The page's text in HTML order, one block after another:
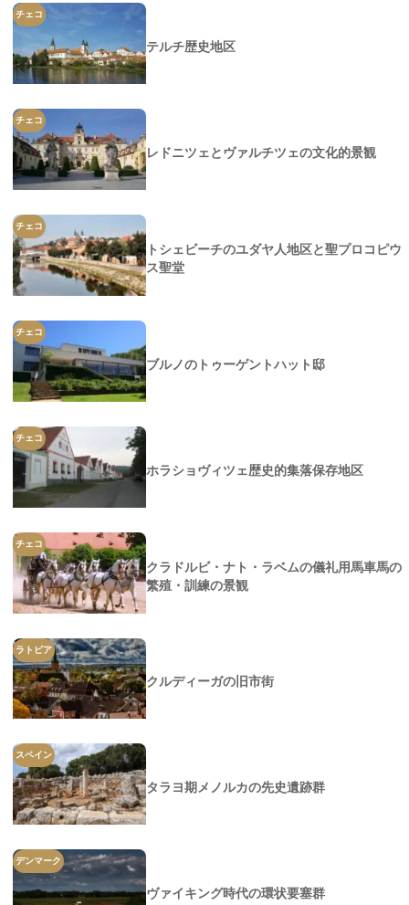
チェコ
テルチ歴史地区
チェコ
レドニツェとヴァルチツェの文化的景観
チェコ
トシェビーチのユダヤ人地区と聖プロコピウ
ス聖堂
チェコ
ブルノのトゥーゲントハット邸
チェコ
ホラショヴィツェ歴史的集落保存地区
チェコ
クラドルビ・ナト・ラベムの儀礼用馬車馬の
繁殖・訓練の景観
ラトビア
クルディーガの旧市街
スペイン
タラヨ期メノルカの先史遺跡群
デンマーク
ヴァイキング時代の環状要塞群